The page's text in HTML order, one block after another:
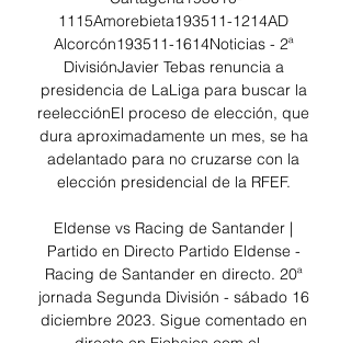
1115Amorebieta193511-1214AD
Alcorcón193511-1614Noticias - 2ª
DivisiónJavier Tebas renuncia a
presidencia de LaLiga para buscar la
reelecciónEl proceso de elección, que
dura aproximadamente un mes, se ha
adelantado para no cruzarse con la
elección presidencial de la RFEF.
Eldense vs Racing de Santander |
Partido en Directo Partido Eldense -
Racing de Santander en directo. 20ª
jornada Segunda División - sábado 16
diciembre 2023. Sigue comentado en